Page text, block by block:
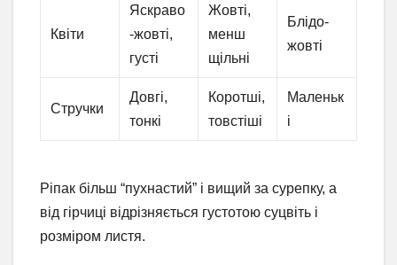
Квіти
Яскраво
-жовті,
густі
Жовті,
менш
щільні
Блідо-
жовті
Стручки
Довгі,
тонкі
Коротші,
товстіші
Маленьк
і
Ріпак більш “пухнастий” і вищий за сурепку, а
від гірчиці відрізняється густотою суцвіть і
розміром листя.